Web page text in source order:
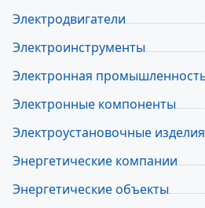
Электродвигатели
Электроинструменты
Электронная
Электронные компоненты
Электроустановочные изделия
Энергетические компании
Энергетические объекты